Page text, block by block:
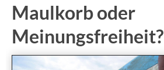
Maulkorb oder
Meinungsfreiheit?